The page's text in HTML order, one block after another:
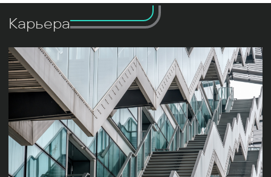
Карьера